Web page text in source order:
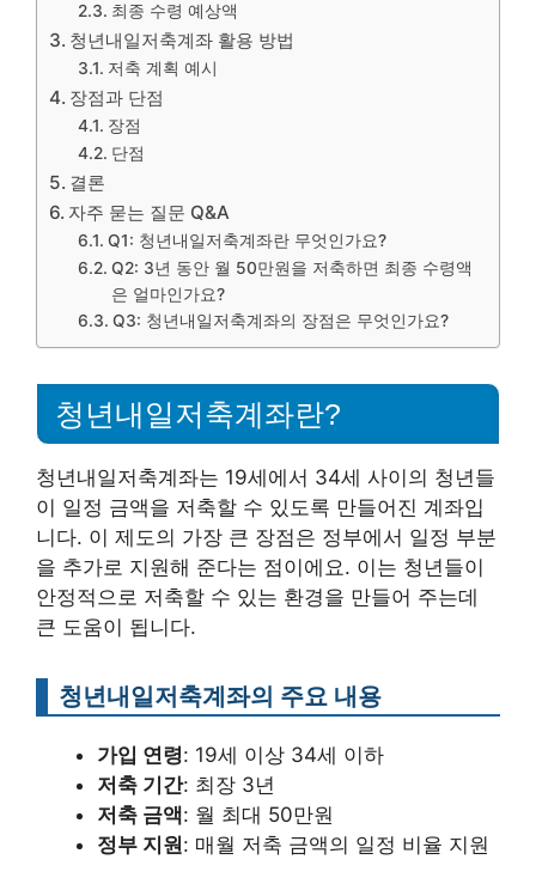
최종 수령 예상액
청년내일저축계좌 활용 방법
저축 계획 예시
장점과 단점
장점
단점
결론
자주 묻는 질문 Q&A
Q1: 청년내일저축계좌란 무엇인가요?
Q2: 3년 동안 월 50만원을 저축하면 최종 수령액
은 얼마인가요?
Q3: 청년내일저축계좌의 장점은 무엇인가요?
청년내일저축계좌란?
청년내일저축계좌는 19세에서 34세 사이의 청년들
이 일정 금액을 저축할 수 있도록 만들어진 계좌입
니다. 이 제도의 가장 큰 장점은 정부에서 일정 부분
을 추가로 지원해 준다는 점이에요. 이는 청년들이
안정적으로 저축할 수 있는 환경을 만들어 주는데
큰 도움이 됩니다.
청년내일저축계좌의 주요 내용
가입 연령: 19세 이상 34세 이하
저축 기간: 최장 3년
저축 금액: 월 최대 50만원
정부 지원: 매월 저축 금액의 일정 비율 지원